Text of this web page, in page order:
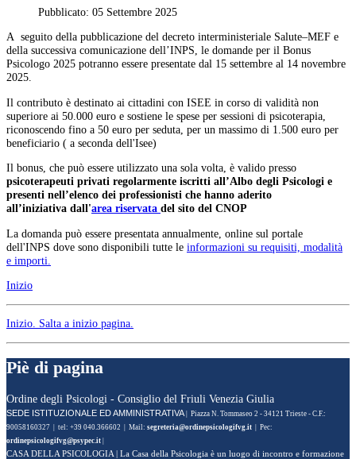
Pubblicato: 05 Settembre 2025
A seguito della pubblicazione del decreto interministeriale Salute–MEF e
della successiva comunicazione dell’INPS, le domande per il Bonus
Psicologo 2025 potranno essere presentate dal 15 settembre al 14 novembre
2025.
Il contributo è destinato ai cittadini con ISEE in corso di validità non
superiore ai 50.000 euro e sostiene le spese per sessioni di psicoterapia,
riconoscendo fino a 50 euro per seduta, per un massimo di 1.500 euro per
beneficiario ( a seconda dell'Isee)
Il bonus, che può essere utilizzato una sola volta, è valido presso
psicoterapeuti privati regolarmente iscritti all’Albo degli Psicologi e
presenti nell’elenco dei professionisti che hanno aderito
all’iniziativa dall'area riservata del sito del CNOP
La domanda può essere presentata annualmente, online sul portale
dell'INPS dove sono disponibili tutte le informazioni su requisiti, modalità
e importi.
Inizio
Inizio. Salta a inizio pagina.
Piè di pagina
Ordine degli Psicologi - Consiglio del Friuli Venezia Giulia
SEDE ISTITUZIONALE ED AMMINISTRATIVA
| Piazza N. Tommaseo 2 - 34121 Trieste - C.F.:
90058160327 | tel: +39 040.366602 | Mail:
| Pec:
CASA DELLA PSICOLOGIA | La Casa della Psicologia è un luogo di incontro e formazione